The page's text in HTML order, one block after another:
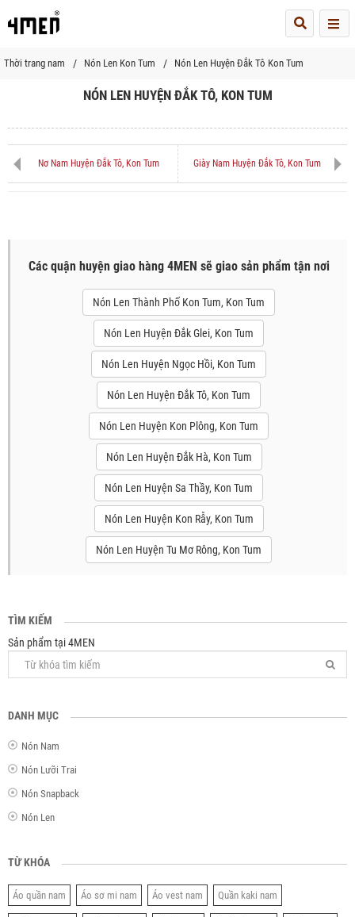
Thời trang nam Nón Len Kon Tum Nón Len Huyện Đắk Tô Kon Tum
NÓN LEN HUYỆN ĐẮK TÔ, KON TUM
Nơ Nam Huyện Đắk Tô, Kon Tum Giày Nam Huyện Đắk Tô, Kon Tum
Các quận huyện giao hàng 4MEN sẽ giao sản phẩm tận nơi
Nón Len Thành Phố Kon Tum, Kon Tum
Nón Len Huyện Đắk Glei, Kon Tum
Nón Len Huyện Ngọc Hồi, Kon Tum
Nón Len Huyện Đắk Tô, Kon Tum
Nón Len Huyện Kon Plông, Kon Tum
Nón Len Huyện Đắk Hà, Kon Tum
Nón Len Huyện Sa Thầy, Kon Tum
Nón Len Huyện Kon Rẫy, Kon Tum
Nón Len Huyện Tu Mơ Rông, Kon Tum
TÌM KIẾM
Sản phẩm tại 4MEN
DANH MỤC
Nón Nam
Nón Lưỡi Trai
Nón Snapback
Nón Len
TỪ KHÓA
Áo quần nam Áo sơ mi nam Áo vest nam Quần kaki nam